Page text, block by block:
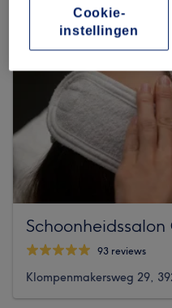
Schoonheidssalon
93 reviews
Klompenmakersweg 29,
Cookie-
instellingen